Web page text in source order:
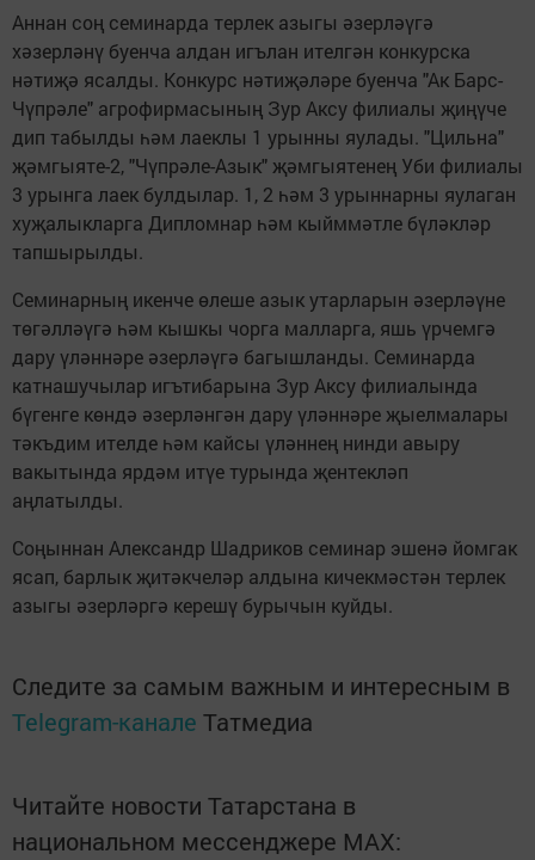
Аннан соң семинарда терлек азыгы әзерләүгә
хәзерләнү буенча алдан игълан ителгән конкурска
нәтиҗә ясалды. Конкурс нәтиҗәләре буенча "Ак Барс-
Чүпрәле" агрофирмасының Зур Аксу филиалы җиңүче
дип табылды һәм лаеклы 1 урынны яулады. "Цильна"
җәмгыяте-2, "Чүпрәле-Азык" җәмгыятенең Уби филиалы
3 урынга лаек булдылар. 1, 2 һәм 3 урыннарны яулаган
хуҗалыкларга Дипломнар һәм кыйммәтле бүләкләр
тапшырылды.
Семинарның икенче өлеше азык утарларын әзерләүне
төгәлләүгә һәм кышкы чорга малларга, яшь үрчемгә
дару үләннәре әзерләүгә багышланды. Семинарда
катнашучылар игътибарына Зур Аксу филиалында
бүгенге көндә әзерләнгән дару үләннәре җыелмалары
тәкъдим ителде һәм кайсы үләннең нинди авыру
вакытында ярдәм итүе турында җентекләп
аңлатылды.
Соңыннан Александр Шадриков семинар эшенә йомгак
ясап, барлык җитәкчеләр алдына кичекмәстән терлек
азыгы әзерләргә керешү бурычын куйды.
Следите за самым важным и интересным в
Telegram-канале Татмедиа
Читайте новости Татарстана в
национальном мессенджере MАХ: